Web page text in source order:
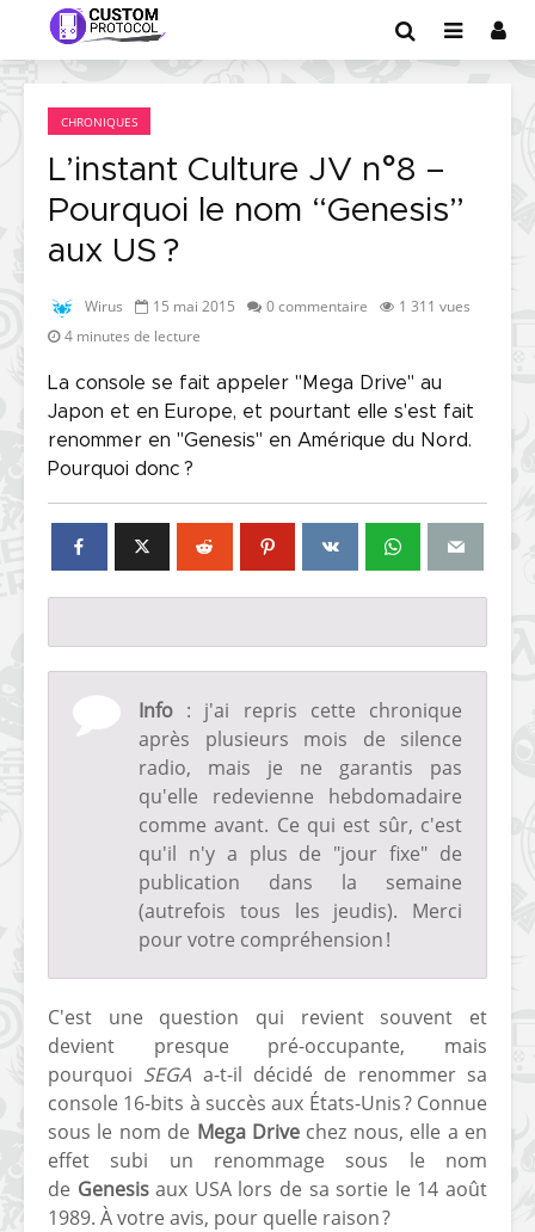
CHRONIQUES
L’instant Culture JV n°8 –
Pourquoi le nom “Genesis”
aux US ?
Wirus 15 mai 2015 0 commentaire
1 311 vues
4 minutes de lecture
La console se fait appeler "Mega Drive" au
Japon et en Europe, et pourtant elle s'est fait
renommer en "Genesis" en Amérique du Nord.
Pourquoi donc ?
Info : j'ai repris cette chronique
après plusieurs mois de silence
radio, mais je ne garantis pas
qu'elle redevienne hebdomadaire
comme avant. Ce qui est sûr, c'est
qu'il n'y a plus de "jour fixe" de
publication dans la semaine
(autrefois tous les jeudis). Merci
pour votre compréhension !
C'est une question qui revient souvent et
devient presque pré-occupante, mais
pourquoi SEGA a-t-il décidé de renommer sa
console 16-bits à succès aux États-Unis ? Connue
sous le nom de Mega Drive chez nous, elle a en
effet subi un renommage sous le nom
de Genesisaux USA lors de sa sortie le 14 août
1989. À votre avis, pour quelle raison ?